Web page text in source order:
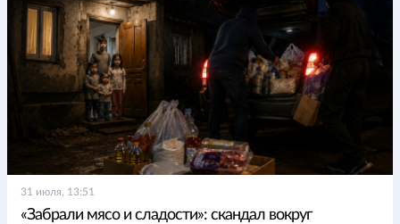
31 июля, 13:51
«Забрали мясо и сладости»: скандал вокруг